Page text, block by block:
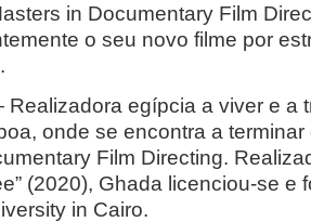
in Documentary Film
o seu novo filme por
egípcia a viver e a
onde se encontra a
Film Directing.
(2020), Ghada licenciou-se e
in Cairo.